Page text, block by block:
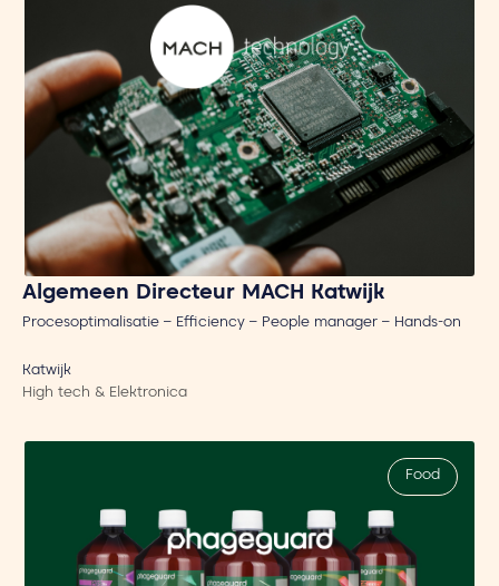
Algemeen Directeur MACH Katwijk
Procesoptimalisatie – Efficiency – People manager – Hands-on
Katwijk
High tech & Elektronica
Food